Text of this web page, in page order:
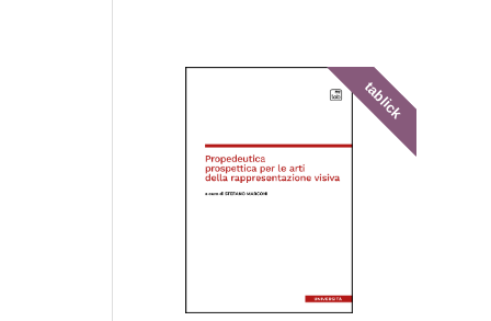
tablick